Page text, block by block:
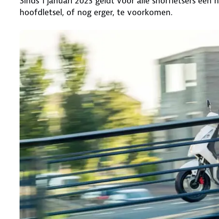
hoofdletsel, of nog erger, te voorkomen.